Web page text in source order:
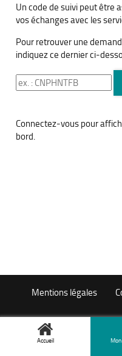
Accueil
Un code de suivi peut être
vos échanges avec les
Pour retrouver une
indiquez ce dernier ci-
Code de suivi
Connectez-vous pour
bord.
Mentions légales